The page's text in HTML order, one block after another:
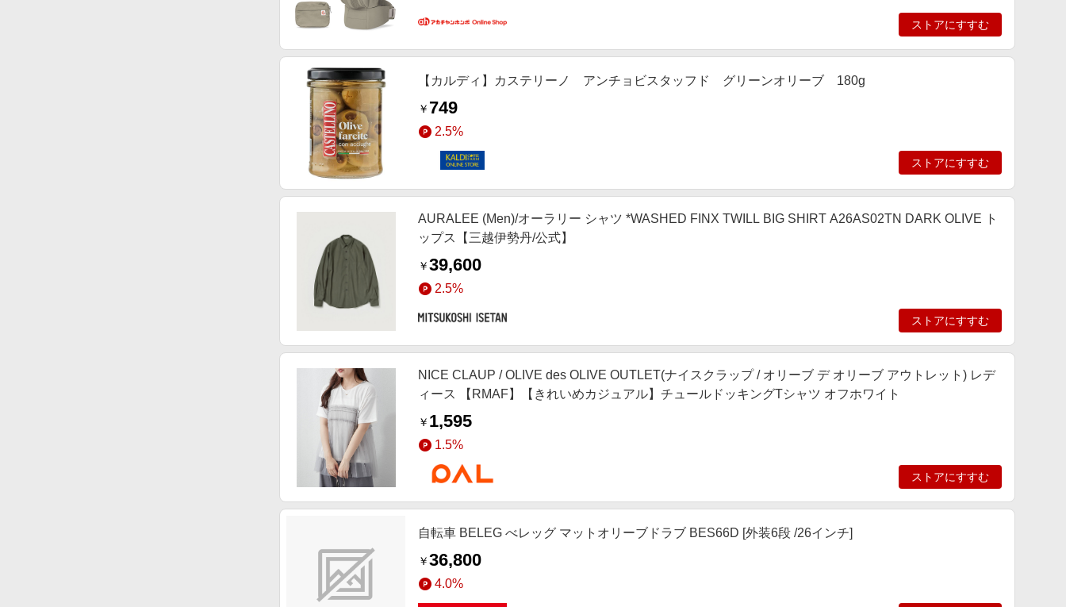
ストアにすすむ
【カルディ】カステリーノ アンチョビスタッフド グリーンオリーブ 180g
￥ 749
2.5%
ストアにすすむ
AURALEE (Men)/オーラリー シャツ *WASHED FINX TWILL BIG SHIRT A26AS02TN DARK OLIVE ト
ップス【三越伊勢丹/公式】
￥39,600
2.5%
ストアにすすむ
NICE CLAUP / OLIVE des OLIVE OUTLET(ナイスクラップ / オリーブ デ オリーブ アウトレット) レデ
ィース 【RMAF】【きれいめカジュアル】チュールドッキングTシャツ オフホワイト
￥ 1,595
1.5%
ストアにすすむ
自転車 BELEG べレッグ マットオリーブドラブ BES66D [外装6段 /26インチ]
￥36,800
4.0%